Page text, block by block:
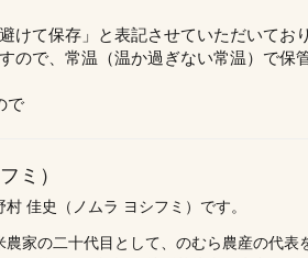
けて保存」と表記させていただいてお
で、常温（温か過ぎない常温）で保
で
ミ）
佳史（ノムラ ヨシフミ）です。
家の二十代目として、のむら農産の代表